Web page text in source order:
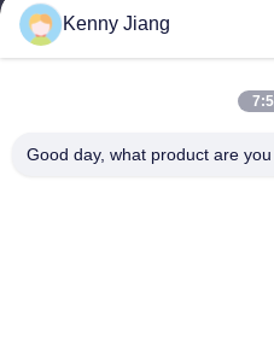
No. 72, Yongjun Road, villaggio
Quanzhou, Fujian, Cina
Kenny Jiang
Good day, what product are